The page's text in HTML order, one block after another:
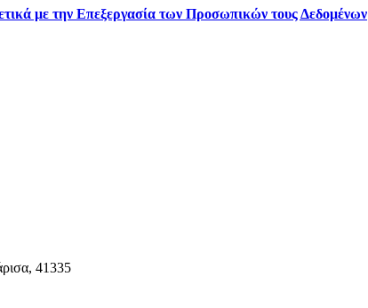
με την Επεξεργασία των Προσωπικών τους Δεδομένων
41335